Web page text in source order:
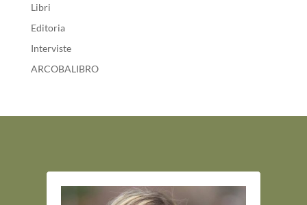
Libri
Editoria
Interviste
ARCOBALIBRO